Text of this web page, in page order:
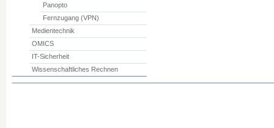
Panopto
Fernzugang (VPN)
Medientechnik
OMICS
IT-Sicherheit
Wissenschaftliches Rechnen